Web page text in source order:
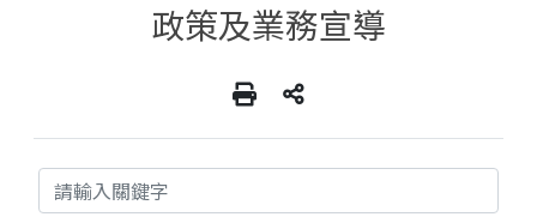
政策及業務宣導
關鍵字